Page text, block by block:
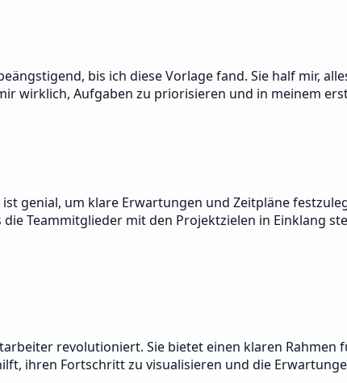
bis ich diese Vorlage fand. Sie half mir,
wirklich, Aufgaben zu priorisieren und in meinem
genial, um klare Erwartungen und Zeitpläne
Teammitglieder mit den Projektzielen in Einklang
revolutioniert. Sie bietet einen klaren
ihren Fortschritt zu visualisieren und die